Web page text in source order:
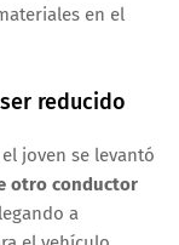
en el
reducido
joven se levantó
otro conductor
a